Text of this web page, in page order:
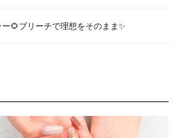
ツ橋店
ｔビルＢ１Ｆ
6537-9791
🌻ブリーチで理想をそのまま✨